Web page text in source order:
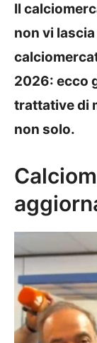
Il
non vi
2026: ecco
trattative di
non solo.